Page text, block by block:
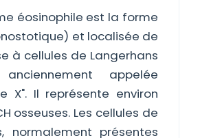
éosinophile est la forme
et localisée de
à cellules de Langerhans
appelée
X". Il représente environ
osseuses. Les cellules de
normalement présentes